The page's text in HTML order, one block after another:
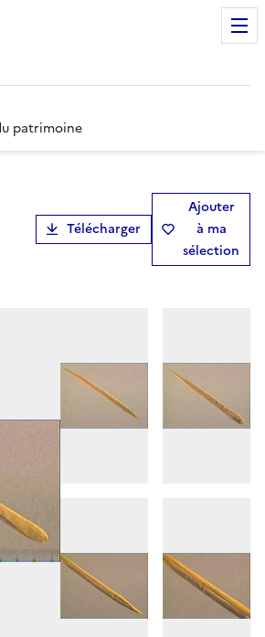
patrimoine
Télécharger
Ajouter
à ma
sélection